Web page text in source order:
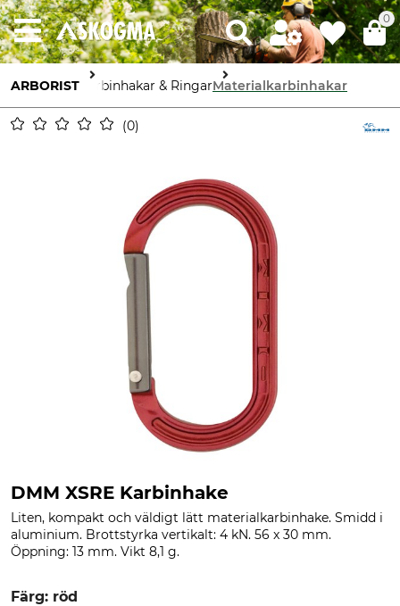
0
ARBORIST Karbinhakar & RingarMaterialkarbinhakar
0
DMM XSRE Karbinhake
Liten, kompakt och väldigt lätt materialkarbinhake. Smidd i
aluminium. Brottstyrka vertikalt: 4 kN. 56 x 30 mm.
Öppning: 13 mm. Vikt 8,1 g.
Färg: röd